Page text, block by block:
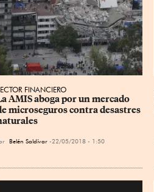
FINANCIERO
AMIS aboga por un mercado
microseguros contra desastres
Belén Saldívar 22/05/2018 - 1:50